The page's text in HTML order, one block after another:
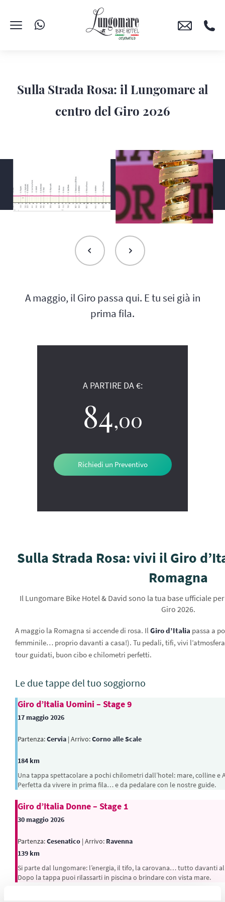
Sulla Strada Rosa: il Lungomare al
centro del Giro 2026
A maggio, il Giro passa qui. E tu sei già in
prima fila.
Sulla Strada Rosa: vivi il Giro
Romagna
Il Lungomare Bike Hotel & David sono la tua base ufficiale
Giro 2026.
A maggio la Romagna si accende di rosa. IlGiro d’Italia passa a
femminile… proprio davanti a casa!). Tu pedali, tifi, vivi
tour guidati, buon cibo e chilometri perfetti.
Le due tappe del tuo soggiorno
Giro d’Italia Uomini – Stage 9
17 maggio 2026
Partenza:Cervia | Arrivo:Corno alle Scale
184 km
Una tappa spettacolare a pochi chilometri dall’hotel: mare, colline e
Perfetta da vivere in prima fila… e da pedalare con le nostre guide.
Giro d’Italia Donne – Stage 1
30 maggio 2026
Partenza:Cesenatico | Arrivo: Ravenna
139 km
Si parte dal lungomare: l’energia, il tifo, la carovana… tutto davanti
Dopo la tappa puoi rilassarti in piscina o brindare con vista mare.
A PARTIRE DA €:
84,00
Richiedi un Preventivo